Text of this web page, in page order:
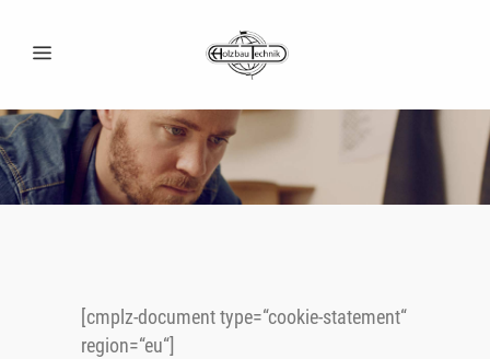
[cmplz-document type=“cookie-statement“
region=“eu“]